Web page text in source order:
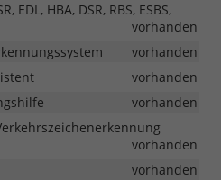
EDL, HBA, DSR, RBS, ESBS,
vorhanden
vorhanden
vorhanden
vorhanden
vorhanden
vorhanden